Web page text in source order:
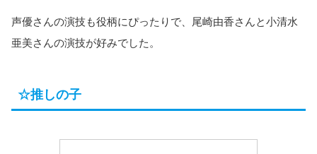
声優さんの演技も役柄にぴったりで、尾崎由香さんと小清水
亜美さんの演技が好みでした。
☆推しの子